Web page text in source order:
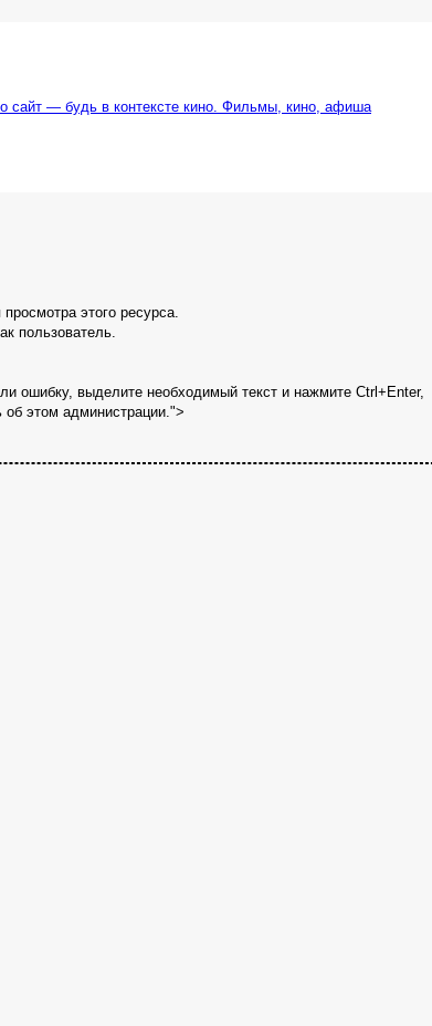
этого ресурса.
пользователь.
ошибку, выделите необходимый текст и нажмите Ctrl+Enter,
об этом администрации.">